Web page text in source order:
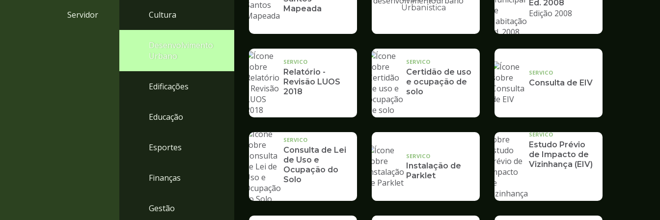
Servidor Cultura
Desenvolvimento
Urbano
Edificações
Educação
Esportes
Finanças
Gestão
Mapeada
Ilustração
de
Desenvolvimento
Urbano
Urbanística
Ed. 2008
Edição 2008
SERVICO
Relatório -
Revisão LUOS
2018
SERVICO
Certidão de uso
e ocupação de
solo
SERVICO
Consulta de EIV
SERVICO
Consulta de Lei
de Uso e
Ocupação do
Solo
SERVICO
Instalação de
Parklet
SERVICO
Estudo Prévio
de Impacto de
Vizinhança (EIV)